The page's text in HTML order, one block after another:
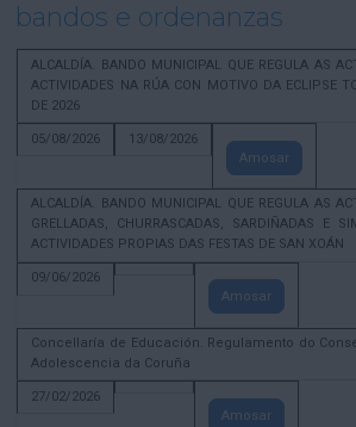
bandos e ordenanzas
ALCALDÍA. BANDO MUNICIPAL QUE REGULA AS
ACTIVIDADES NA RÚA CON MOTIVO DA ECLIPSE
DE 2026
05/08/2026
13/08/2026
Amosar
ALCALDÍA. BANDO MUNICIPAL QUE REGULA AS
GRELLADAS, CHURRASCADAS, SARDIÑADAS E
ACTIVIDADES PROPIAS DAS FESTAS DE SAN XOÁN
09/06/2026
Amosar
Concellaría de Educación. Regulamento do
Adolescencia da Coruña
27/02/2026
Amosar